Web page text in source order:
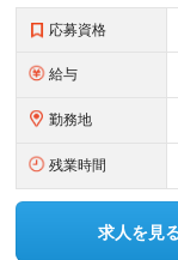
応募資格
給与
勤務地
残業時間
求人を見